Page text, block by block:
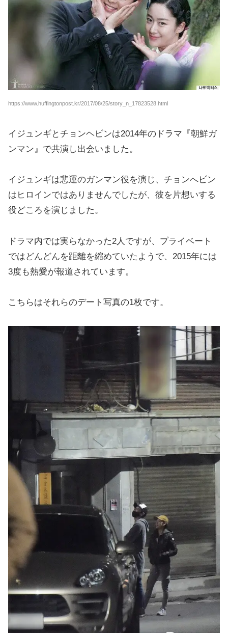
https://www.huffingtonpost.kr/2017/08/25/story_n_17823528.html
イジュンギとチョンヘビンは2014年のドラマ『朝鮮ガ
ンマン』で共演し出会いました。
イジュンギは悲運のガンマン役を演じ、チョンへビン
はヒロインではありませんでしたが、彼を片想いする
役どころを演じました。
ドラマ内では実らなかった2人ですが、プライベート
ではどんどんを距離を縮めていたようで、2015年には
3度も熱愛が報道されています。
こちらはそれらのデート写真の1枚です。